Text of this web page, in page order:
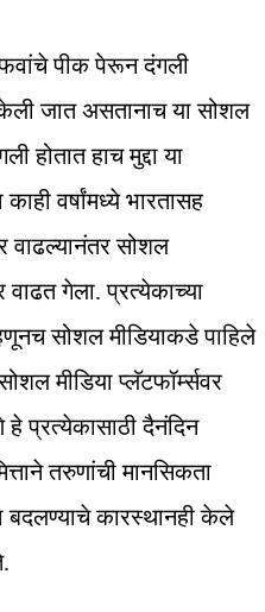
पीक पेरून दंगली
जात असतानाच या सोशल
होतात हाच मुद्दा या
वर्षांमध्ये भारतासह
वाढल्यानंतर सोशल
वाढत गेला. प्रत्येकाच्या
सोशल मीडियाकडे पाहिले
मीडिया प्लॅटफॉर्म्सवर
हे प्रत्येकासाठी दैनंदिन
तरुणांची मानसिकता
बदलण्याचे कारस्थानही केले